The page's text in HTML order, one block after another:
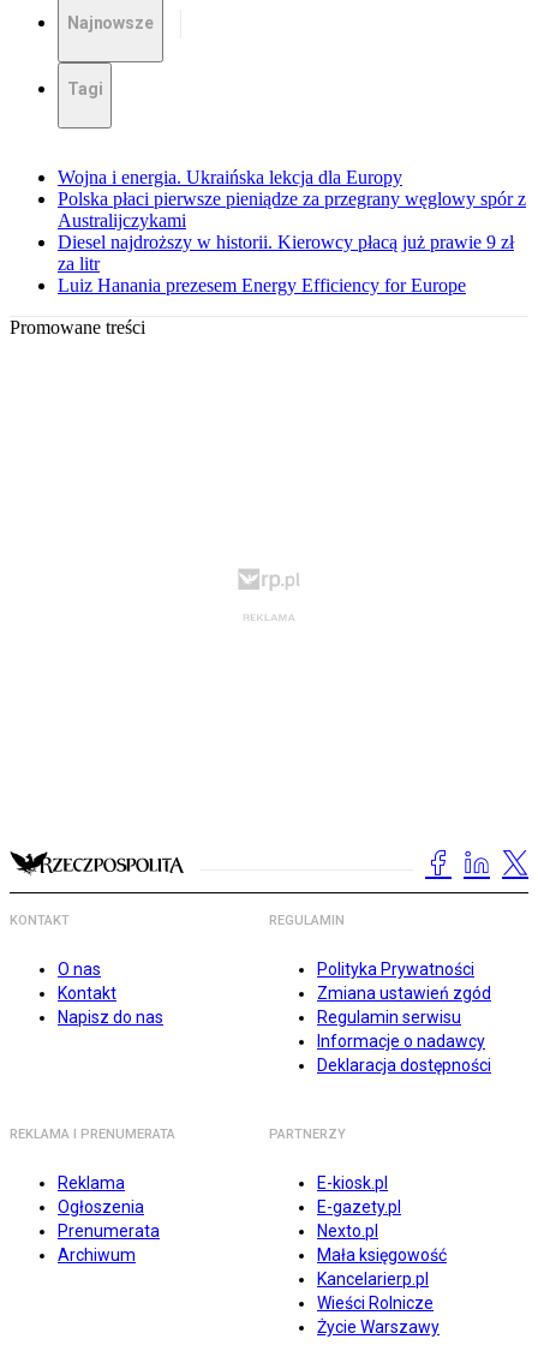
Najnowsze
Tagi
Wojna i energia. Ukraińska lekcja dla Europy
Polska płaci pierwsze pieniądze za przegrany węglowy spór z
Australijczykami
Diesel najdroższy w historii. Kierowcy płacą już prawie 9 zł
za litr
Luiz Hanania prezesem Energy Efficiency for Europe
Promowane treści
KONTAKT
O nas
Kontakt
Napisz do nas
REGULAMIN
Polityka Prywatności
Zmiana ustawień zgód
Regulamin serwisu
Informacje o nadawcy
Deklaracja dostępności
REKLAMA I PRENUMERATA
Reklama
Ogłoszenia
Prenumerata
Archiwum
PARTNERZY
E-kiosk.pl
E-gazety.pl
Nexto.pl
Mała księgowość
Kancelarierp.pl
Wieści Rolnicze
Życie Warszawy